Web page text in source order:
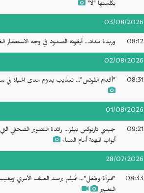
بكلمتها "لا"
03/08/2026
08:12 وريدة مداد... أيقونة الصمود في وجه الاستعمار
02/08/2026
08:31 "أقدام اللوتس"... تعذيب يدوم مدى الحياة في
01/08/2026
09:21
جيسي تاربوكس بيلز... رائدة التصوير الصحفي
أبواب المهنة أمام النساء
28/07/2026
08:33
"امرأة وطفل"... فيلم يرصد العنف الأسري
التغيير